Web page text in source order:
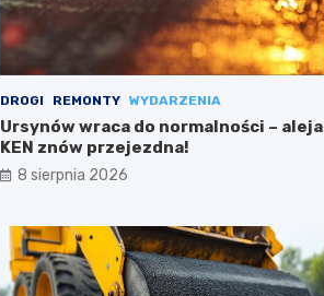
DROGI REMONTY WYDARZENIA
Ursynów wraca do normalności – aleja
KEN znów przejezdna!
8 sierpnia 2026